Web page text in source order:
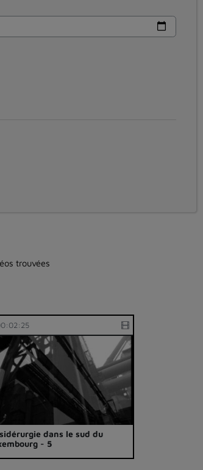
trouvées
dans le sud du
- 5